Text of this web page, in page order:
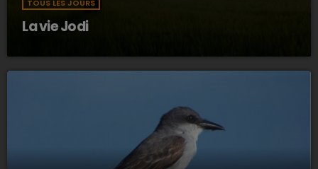
TOUS LES JOURS
La vie Jodi